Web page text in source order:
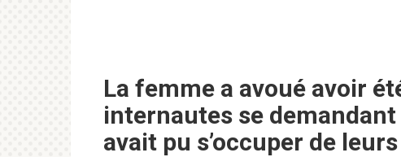
La femme a avoué avoir
internautes se
avait pu s’occuper de